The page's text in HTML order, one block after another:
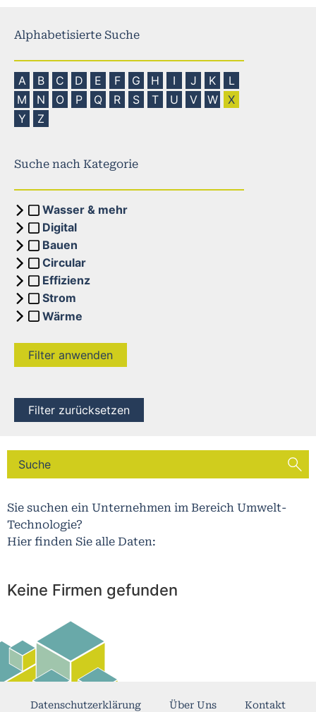
Sie suchen ein Unternehmen im Bereich Umwelt-
Technologie?
Hier finden Sie alle Daten:
Keine Firmen gefunden
Alphabetisierte Suche
A B C D E F G H I J K
L
M
N O P Q R S T U V W
X
Y
Z
Suche nach Kategorie
Wasser & mehr
Digital
Bauen
Circular
Effizienz
Strom
Wärme
Filter anwenden
Filter zurücksetzen
Datenschutzerklärung Über Uns Kontakt